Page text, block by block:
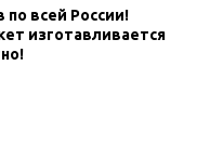
по всей России!
изготавливается